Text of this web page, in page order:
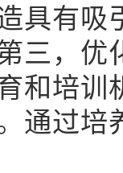
具有吸
三，优
和培训
通过培